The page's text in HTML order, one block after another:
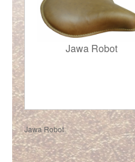
Jawa Robot
Jawa Robot